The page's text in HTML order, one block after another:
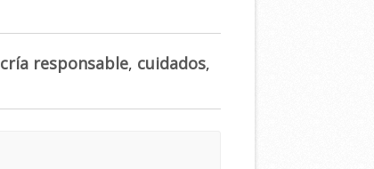
cría responsable, cuidados,